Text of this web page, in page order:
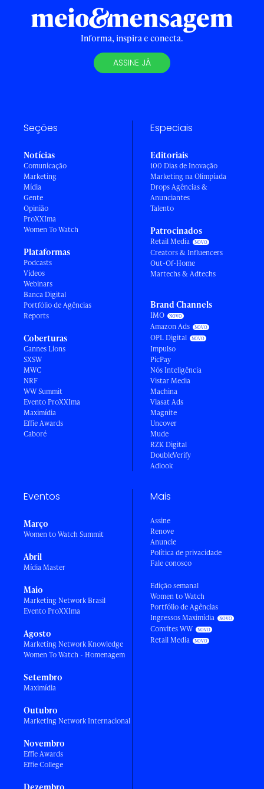
Informa, inspira e conecta.
ASSINE JÁ
Seções
Notícias
Comunicação
Marketing
Mídia
Gente
Opinião
ProXXIma
Women To Watch
Plataformas
Podcasts
Vídeos
Webinars
Banca Digital
Portfólio de Agências
Reports
Coberturas
Cannes Lions
SXSW
MWC
NRF
WW Summit
Evento ProXXIma
Maximídia
Effie Awards
Caboré
Especiais
Editoriais
100 Dias de Inovação
Marketing na Olimpíada
Drops Agências &
Anunciantes
Talento
Patrocinados
Retail Media
Creators & Influencers
Out-Of-Home
Martechs & Adtechs
Brand Channels
IMO
Amazon Ads
OPL Digital
Impulso
PicPay
Nós Inteligência
Vistar Media
Machina
Viasat Ads
Magnite
Uncover
Mude
RZK Digital
DoubleVerify
Adlook
Eventos
Março
Women to Watch Summit
Abril
Mídia Master
Maio
Marketing Network Brasil
Evento ProXXIma
Agosto
Marketing Network Knowledge
Women To Watch - Homenagem
Setembro
Maximídia
Outubro
Marketing Network Internacional
Novembro
Effie Awards
Effie College
Mais
Assine
Renove
Anuncie
Política de privacidade
Fale conosco
Edição semanal
Women to Watch
Portfólio de Agências
Ingressos Maximídia
Convites WW
Retail Media